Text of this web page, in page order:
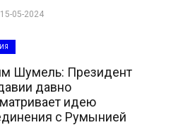
05-2024
Шумель: Президент
давно
идею
с Румынией